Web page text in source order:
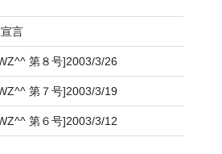
言
第８号]2003/3/26
第７号]2003/3/19
第６号]2003/3/12